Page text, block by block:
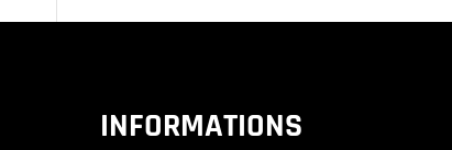
INFORMATIONS